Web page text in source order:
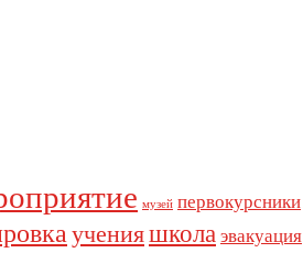
музей первокурсники
ученияшкола эвакуация